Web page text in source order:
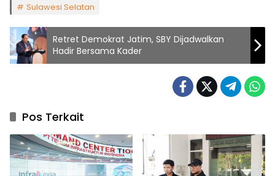
Sulawesi Selatan
Retret Demokrat Jatim, SBY Dijadwalkan
Hadir Bersama Kader
Pos Terkait